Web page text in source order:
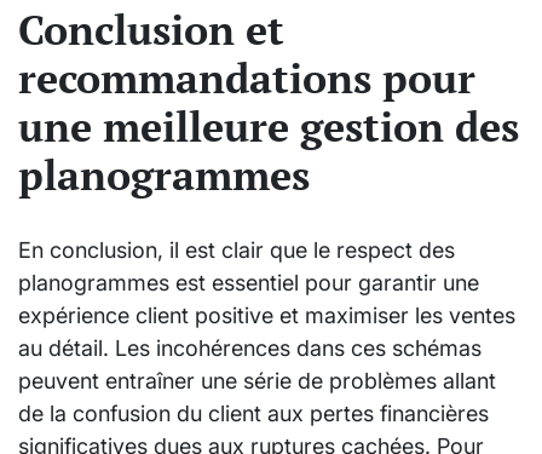
Conclusion et
recommandations pour
une meilleure gestion des
planogrammes
En conclusion, il est clair que le respect des
planogrammes est essentiel pour garantir une
expérience client positive et maximiser les ventes
au détail. Les incohérences dans ces schémas
peuvent entraîner une série de problèmes allant
de la confusion du client aux pertes financières
significatives dues aux ruptures cachées. Pour